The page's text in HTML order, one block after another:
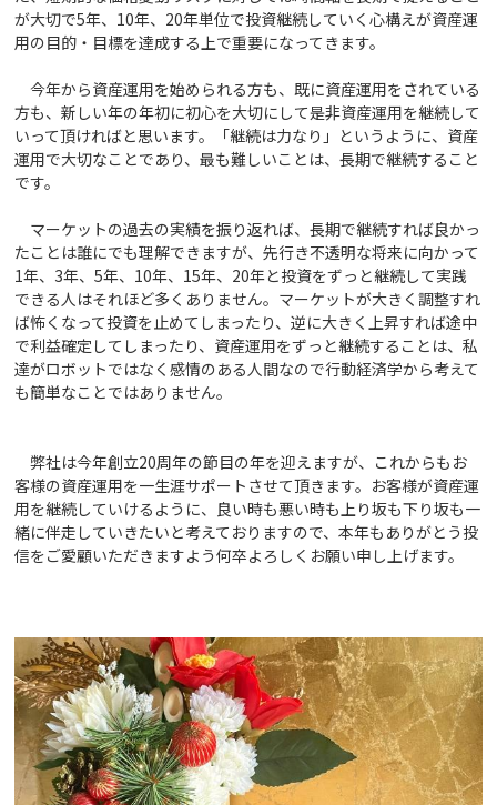
が大切で5年、10年、20年単位で投資継続していく心構えが資産運
用の目的・目標を達成する上で重要になってきます。
今年から資産運用を始められる方も、既に資産運用をされている
方も、新しい年の年初に初心を大切にして是非資産運用を継続して
いって頂ければと思います。「継続は力なり」というように、資産
運用で大切なことであり、最も難しいことは、長期で継続すること
です。
マーケットの過去の実績を振り返れば、長期で継続すれば良かっ
たことは誰にでも理解できますが、先行き不透明な将来に向かって
1年、3年、5年、10年、15年、20年と投資をずっと継続して実践
できる人はそれほど多くありません。マーケットが大きく調整すれ
ば怖くなって投資を止めてしまったり、逆に大きく上昇すれば途中
で利益確定してしまったり、資産運用をずっと継続することは、私
達がロボットではなく感情のある人間なので行動経済学から考えて
も簡単なことではありません。
弊社は今年創立20周年の節目の年を迎えますが、これからもお
客様の資産運用を一生涯サポートさせて頂きます。お客様が資産運
用を継続していけるように、良い時も悪い時も上り坂も下り坂も一
緒に伴走していきたいと考えておりますので、本年もありがとう投
信をご愛顧いただきますよう何卒よろしくお願い申し上げます。